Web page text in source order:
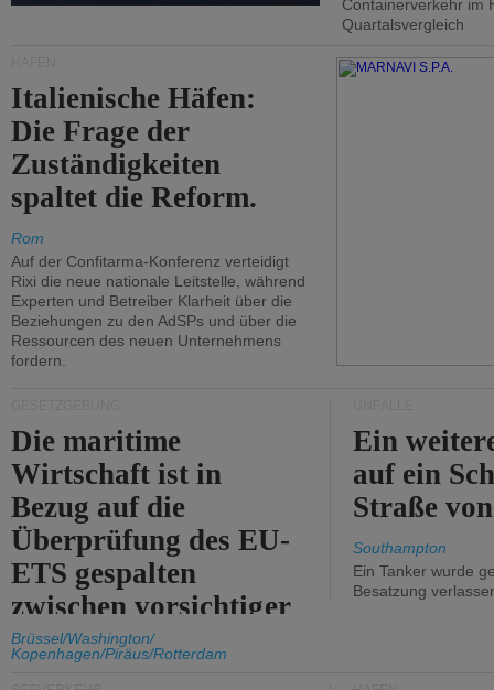
Containerverkehr im
Quartalsvergleich
Italienische Häfen:
Die Frage der
Zuständigkeiten
spaltet die Reform.
Rom
Auf der Confitarma-Konferenz verteidigt
Rixi die neue nationale Leitstelle, während
Experten und Betreiber Klarheit über die
Beziehungen zu den AdSPs und über die
Ressourcen des neuen Unternehmens
fordern.
Die maritime
Wirtschaft ist in
Bezug auf die
Überprüfung des EU-
ETS gespalten
zwischen vorsichtiger
Unterstützung und
Kritik.
Brüssel/Washington/
Kopenhagen/Piräus/Rotterdam
Ein
auf ein
Straße
Southampton
Ein Tanker wurde
Besatzung